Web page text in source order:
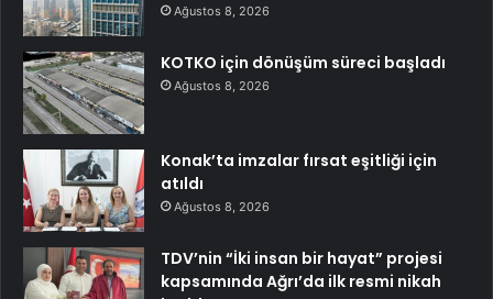
Ağustos 8, 2026
KOTKO için dönüşüm süreci başladı
Ağustos 8, 2026
Konak’ta imzalar fırsat eşitliği için
atıldı
Ağustos 8, 2026
TDV’nin “İki insan bir hayat” projesi
kapsamında Ağrı’da ilk resmi nikah